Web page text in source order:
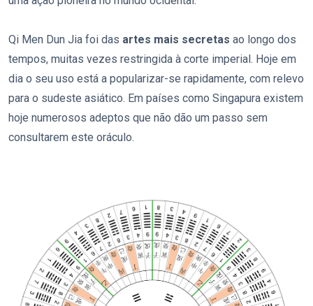
Qi Men Dun Jia foi das artes mais secretas ao longo dos
tempos, muitas vezes restringida à corte imperial. Hoje em
dia o seu uso está a popularizar-se rapidamente, com relevo
para o sudeste asiático. Em países como Singapura existem
hoje numerosos adeptos que não dão um passo sem
consultarem este oráculo.